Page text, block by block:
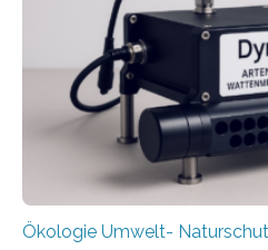
Ökologie Umwelt-